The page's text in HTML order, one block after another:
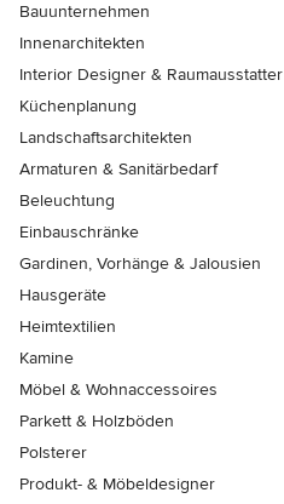
Bauunternehmen
Innenarchitekten
Interior Designer & Raumausstatter
Küchenplanung
Landschaftsarchitekten
Armaturen & Sanitärbedarf
Beleuchtung
Einbauschränke
Gardinen, Vorhänge & Jalousien
Hausgeräte
Heimtextilien
Kamine
Möbel & Wohnaccessoires
Parkett & Holzböden
Polsterer
Produkt- & Möbeldesigner